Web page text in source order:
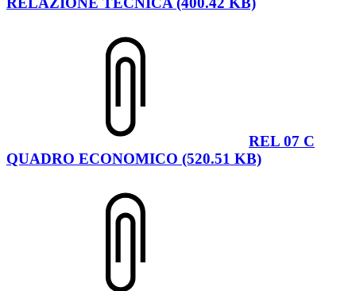
REL 07 C
QUADRO ECONOMICO (520.51 KB)